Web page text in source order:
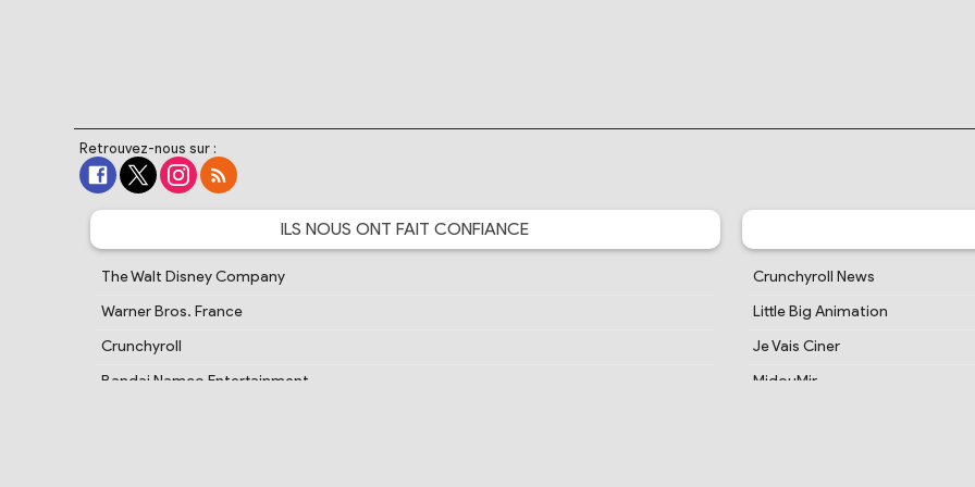
Retrouvez-nous sur :
ILS NOUS ONT FAIT CONFIANCE
The Walt Disney Company
Warner Bros. France
Crunchyroll
Bandai Namco Entertainment
Crunchyroll News
Little Big Animation
Je Vais Ciner
MidouMir